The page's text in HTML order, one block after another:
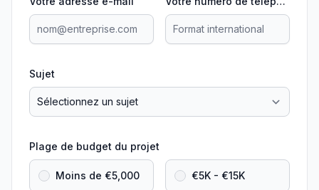
Sujet
Plage de budget du projet
Moins de €5,000 €5K - €15K